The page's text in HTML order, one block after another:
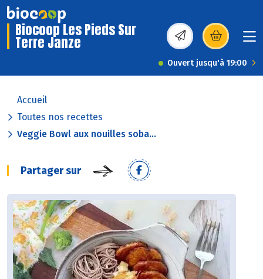
Biocoop Les Pieds Sur
Terre Janze (s’ouvre dans une
Ouvert jusqu'à 19:00
Accueil
Toutes nos recettes
Veggie Bowl aux nouilles soba...
Partager sur